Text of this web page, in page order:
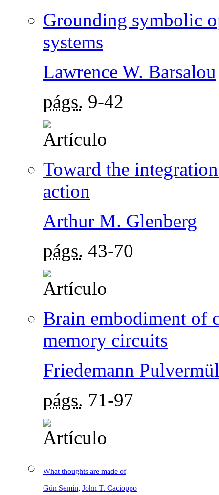
Grounding symbolic
systems
Lawrence W. Barsalou
págs. 9-42
Toward the
action
Arthur M. Glenberg
págs. 43-70
Brain embodiment of
memory circuits
Friedemann
págs. 71-97
What thoughts are made of
Gün Semin, John T. Cacioppo